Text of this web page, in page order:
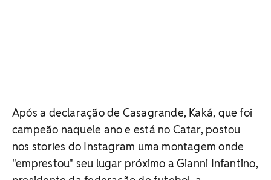
Após a declaração de Casagrande, Kaká, que foi
campeão naquele ano e está no Catar, postou
nos stories do Instagram uma montagem onde
"emprestou" seu lugar próximo a Gianni Infantino,